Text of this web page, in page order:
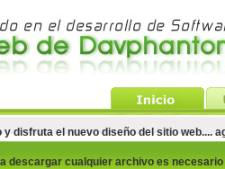
y disfruta el nuevo diseño del sitio web....
descargar cualquier archivo es